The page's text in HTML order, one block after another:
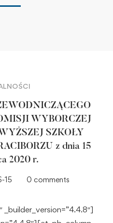
WYBORCZEJ
SZKOŁY
z dnia 15
2020 r.
15 0 comments